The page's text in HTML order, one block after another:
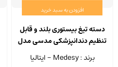
افزودن به سبد خرید
دسته تیغ بیستوری بلند و قابل
تنظیم دندانپزشکی مدسی مدل
3637/16
برند : Medesy - ایتالیا